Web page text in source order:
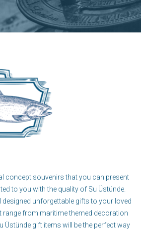
concept souvenirs that you can present
to you with the quality of Su Üstünde.
unforgettable gifts to your loved
range from maritime themed decoration
Üstünde gift items will be the perfect way